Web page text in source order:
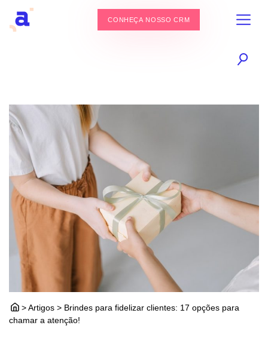
CONHEÇA NOSSO CRM
> Artigos > Brindes para fidelizar clientes: 17 opções para
chamar a atenção!